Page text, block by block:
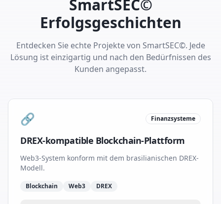
SmartSEC©
Erfolgsgeschichten
Entdecken Sie echte Projekte von SmartSEC©. Jede
Lösung ist einzigartig und nach den Bedürfnissen des
Kunden angepasst.
🔗 Finanzsysteme
DREX-kompatible Blockchain-Plattform
Web3-System konform mit dem brasilianischen DREX-
Modell.
Blockchain Web3 DREX